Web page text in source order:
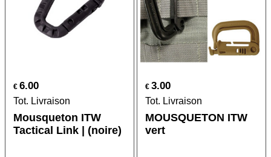
€ 6.00
Tot. Livraison
Mousqueton ITW
Tactical Link | (noire)
€ 3.00
Tot. Livraison
MOUSQUETON ITW
vert